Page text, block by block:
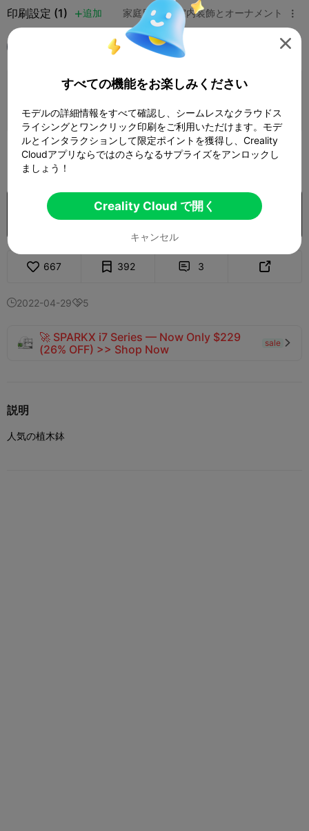
印刷設定 (1) 追加 家庭用品  室内装飾とオーナメント 
0.08mm layer, 3 walls, 15% infill
 04h 26m  1 プレート  119.13g
300 
US$2.97 $7.99/Month
667 392  3 
2022-04-295
🚀 SPARKX i7 Series — Now Only $229
(26% OFF) >> Shop Now
sale 
説明
人気の植木鉢

すべての機能をお楽しみください
モデルの詳細情報をすべて確認し、シームレスなクラウドス
ライシングとワンクリック印刷をご利用いただけます。モデ
ルとインタラクションして限定ポイントを獲得し、Creality
Cloudアプリならではのさらなるサプライズをアンロックし
ましょう！
Creality Cloud で開く
キャンセル